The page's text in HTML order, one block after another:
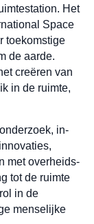
Het
Space
toekomstige
de aarde.
creëren van
in de ruimte,
in-
met overheids-
tot de ruimte
in de
menselijke